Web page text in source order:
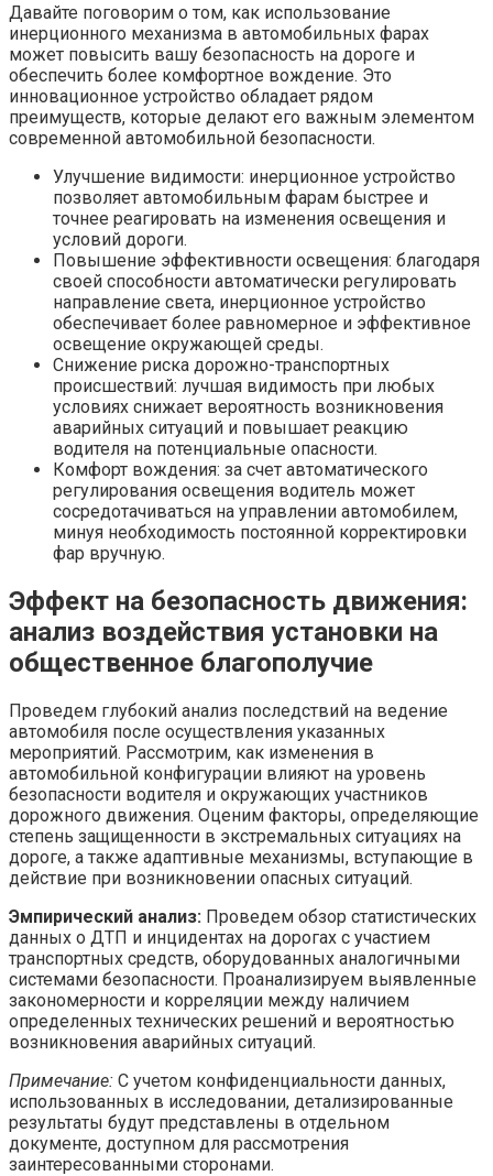
Давайте поговорим о том, как использование
инерционного механизма в автомобильных фарах
может повысить вашу безопасность на дороге и
обеспечить более комфортное вождение. Это
инновационное устройство обладает рядом
преимуществ, которые делают его важным элементом
современной автомобильной безопасности.
Улучшение видимости: инерционное устройство
позволяет автомобильным фарам быстрее и
точнее реагировать на изменения освещения и
условий дороги.
Повышение эффективности освещения: благодаря
своей способности автоматически регулировать
направление света, инерционное устройство
обеспечивает более равномерное и эффективное
освещение окружающей среды.
Снижение риска дорожно-транспортных
происшествий: лучшая видимость при любых
условиях снижает вероятность возникновения
аварийных ситуаций и повышает реакцию
водителя на потенциальные опасности.
Комфорт вождения: за счет автоматического
регулирования освещения водитель может
сосредотачиваться на управлении автомобилем,
минуя необходимость постоянной корректировки
фар вручную.
Эффект на безопасность движения:
анализ воздействия установки на
общественное благополучие
Проведем глубокий анализ последствий на ведение
автомобиля после осуществления указанных
мероприятий. Рассмотрим, как изменения в
автомобильной конфигурации влияют на уровень
безопасности водителя и окружающих участников
дорожного движения. Оценим факторы, определяющие
степень защищенности в экстремальных ситуациях на
дороге, а также адаптивные механизмы, вступающие в
действие при возникновении опасных ситуаций.
Эмпирический анализ: Проведем обзор статистических
данных о ДТП и инцидентах на дорогах с участием
транспортных средств, оборудованных аналогичными
системами безопасности. Проанализируем выявленные
закономерности и корреляции между наличием
определенных технических решений и вероятностью
возникновения аварийных ситуаций.
Примечание: С учетом конфиденциальности данных,
использованных в исследовании, детализированные
результаты будут представлены в отдельном
документе, доступном для рассмотрения
заинтересованными сторонами.